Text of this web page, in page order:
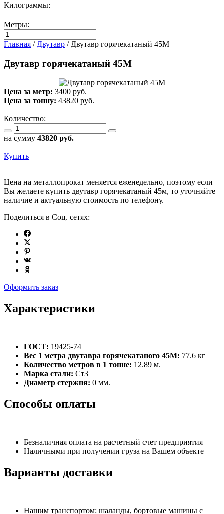
Килограммы:
Метры:
Главная / Двутавр / Двутавр горячекатаный 45М
Двутавр горячекатаный 45М
Цена за метр: 3400 руб.
Цена за тонну: 43820 руб.
Количество:
на сумму 43820 руб.
Купить
Цена на металлопрокат меняется еженедельно, поэтому если
Вы желаете купить двутавр горячекатаный 45м, то уточняйте
наличие и актуальную стоимость по телефону.
Поделиться в Соц. сетях:
Оформить заказ
Характеристики
ГОСТ: 19425-74
Вес 1 метра двутавра горячекатаного 45М: 77.6 кг
Количество метров в 1 тонне: 12.89 м.
Марка стали: Ст3
Диаметр стержня: 0 мм.
Способы оплаты
Безналичная оплата на расчетный счет предприятия
Наличными при получении груза на Вашем объекте
Варианты доставки
Нашим транспортом: шаланды, бортовые машины с